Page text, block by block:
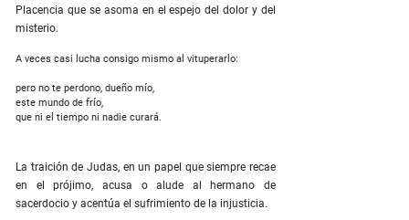
Placencia que se asoma en el espejo del dolor y del
misterio.
A veces casi lucha consigo mismo al vituperarlo:
pero no te perdono, dueño mío,
este mundo de frío,
que ni el tiempo ni nadie curará.
La traición de Judas, en un papel que siempre recae
en el prójimo, acusa o alude al hermano de
sacerdocio y acentúa el sufrimiento de la injusticia.